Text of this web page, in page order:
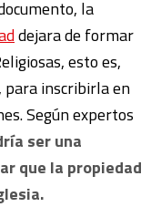
la
dejara de formar
esto es,
para inscribirla en
Según expertos
ser una
que la propiedad